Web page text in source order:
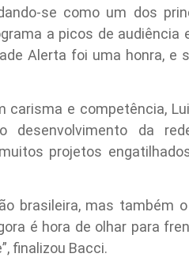
se como um dos
a picos de audiência
Alerta foi uma honra, e
e competência,
da
projetos
brasileira, mas também
é hora de olhar para
finalizou Bacci.